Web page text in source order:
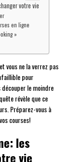
votre vie
en ligne
»
vous ne la verrez pas
pour
le moindre
révèle que ce
Préparez-vous à
courses!
les
vie